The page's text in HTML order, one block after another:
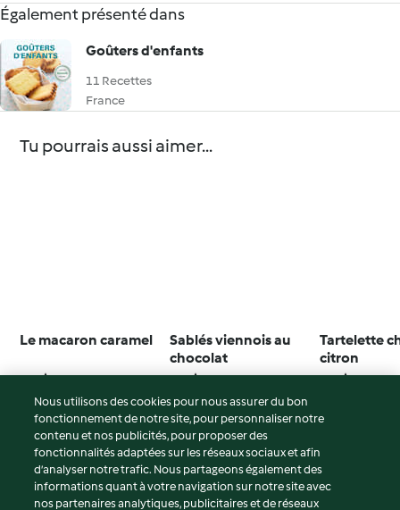
Également présenté dans
Goûters d'enfants
11 Recettes
France
Tu pourrais aussi aimer...
Le macaron caramel
3.6 (18)
Sablés viennois au
chocolat
3.7 (66)
Tartelette
citron
4.1 (16)
© Copyright 2026
Conditions d'utilisation
Nous utilisons des cookies pour nous assurer du bon
fonctionnement de notre site, pour personnaliser notre
contenu et nos publicités, pour proposer des
fonctionnalités adaptées sur les réseaux sociaux et afin
d’analyser notre trafic. Nous partageons également des
informations quant à votre navigation sur notre site avec
nos partenaires analytiques, publicitaires et de réseaux